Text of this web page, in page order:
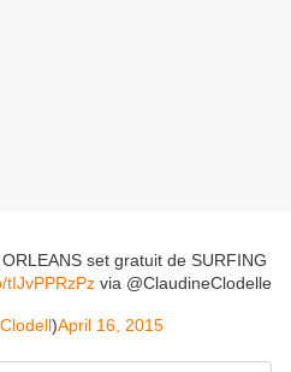
set gratuit de SURFING
tIJvPPRzPz via @ClaudineClodelle
)April 16, 2015